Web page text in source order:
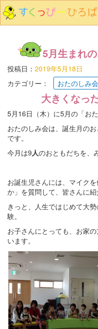
5月生まれ
投稿日： 2019年5月18日
カテゴリー：
おたのしみ会
大きくなっ
5月16日（木）に5月の「お
おたのしみ会は、誕生月の
です。
今月は9人のおともだちを、
お誕生児さんには、マイク
か」を質問して、皆さんに紹
きっと、人生ではじめて大
験。
お子さんにとっても、お家
います。